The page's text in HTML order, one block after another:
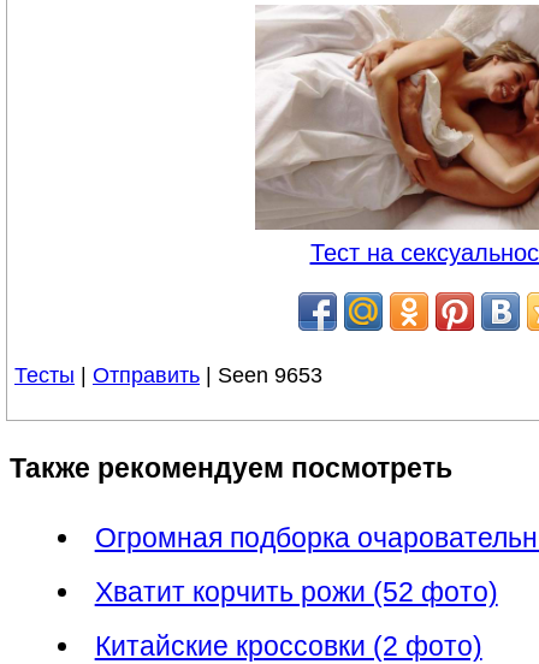
Тест на
Тесты Отправить | Seen 9653
Также рекомендуем посмотреть
Огромная подборка
Хватит корчить рожи (52 фото)
Китайские кроссовки (2 фото)